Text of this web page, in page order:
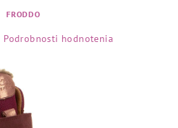
FRODDO
Podrobnosti hodnotenia